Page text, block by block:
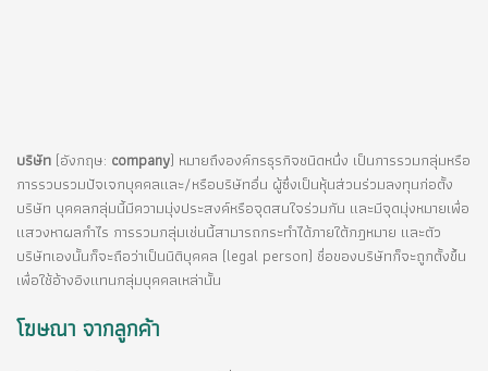
บริษัท (อังกฤษ: company) หมายถึงองค์กรธุรกิจชนิดหนึ่ง เป็นการรวมกลุ่มหรือ
การรวบรวมปัจเจกบุคคลและ/หรือบริษัทอื่น ผู้ซึ่งเป็นหุ้นส่วนร่วมลงทุนก่อตั้ง
บริษัท บุคคลกลุ่มนี้มีความมุ่งประสงค์หรือจุดสนใจร่วมกัน และมีจุดมุ่งหมายเพื่อ
แสวงหาผลกำไร การรวมกลุ่มเช่นนี้สามารถกระทำได้ภายใต้กฎหมาย และตัว
บริษัทเองนั้นก็จะถือว่าเป็นนิติบุคคล (legal person) ชื่อของบริษัทก็จะถูกตั้งขึ้น
เพื่อใช้อ้างอิงแทนกลุ่มบุคคลเหล่านั้น
โฆษณา จากลูกค้า